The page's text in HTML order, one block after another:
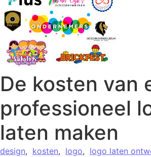
De kosten van
professioneel
laten maken
design, kosten, logo, logo laten